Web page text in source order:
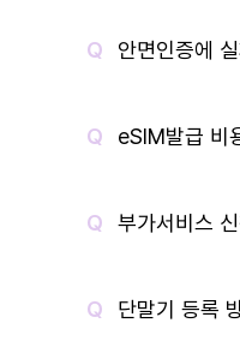
안면인증에
eSIM발급 비
부가서비스
단말기 등록